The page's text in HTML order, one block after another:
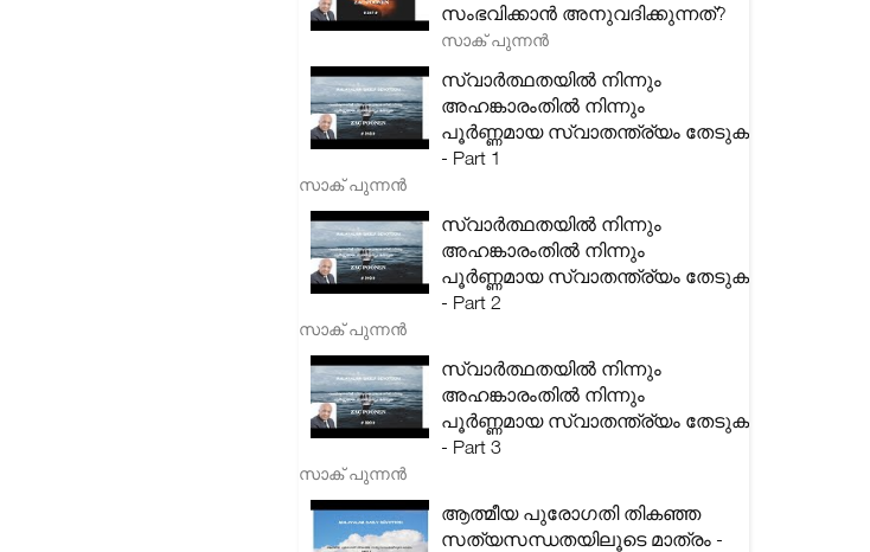
സംഭവിക്കാൻ അനുവദിക്കുന്നത്?
സാക് പുന്നൻ
സ്വാർത്ഥതയിൽ നിന്നും
അഹങ്കാരംതിൽ നിന്നും
പൂർണ്ണമായ സ്വാതന്ത്ര്യം തേടുക
- Part 1
സാക് പുന്നൻ
സ്വാർത്ഥതയിൽ നിന്നും
അഹങ്കാരംതിൽ നിന്നും
പൂർണ്ണമായ സ്വാതന്ത്ര്യം തേടുക
- Part 2
സാക് പുന്നൻ
സ്വാർത്ഥതയിൽ നിന്നും
അഹങ്കാരംതിൽ നിന്നും
പൂർണ്ണമായ സ്വാതന്ത്ര്യം തേടുക
- Part 3
സാക് പുന്നൻ
ആത്മീയ പുരോഗതി തികഞ്ഞ
സത്യസന്ധതയിലൂടെ മാത്രം -